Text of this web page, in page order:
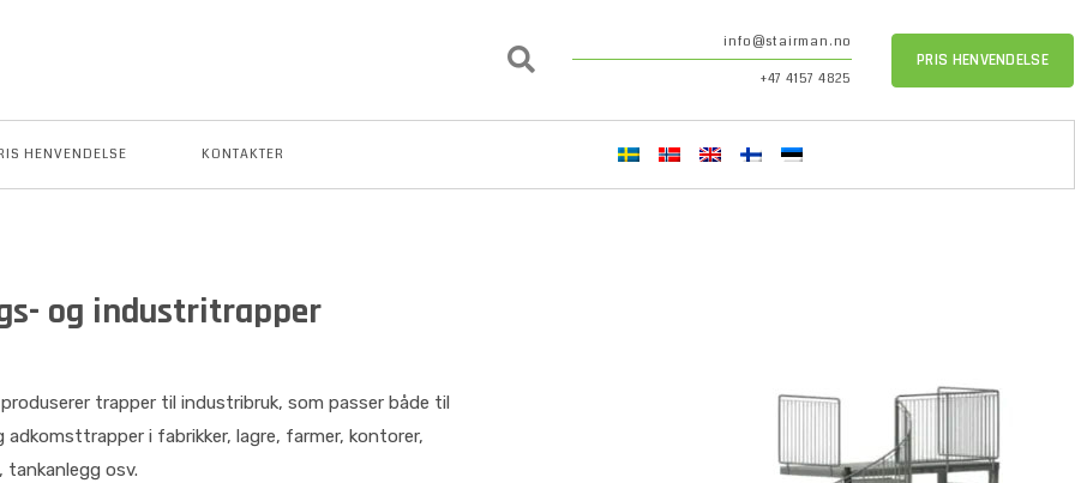
info@stairman.no
+47 4157 4825
PRIS HENVENDELSE
HENVENDELSE KONTAKTER
og industritrapper
trapper til industribruk, som passer både til
adkomsttrapper i fabrikker, lagre, farmer, kontorer,
tankanlegg osv.